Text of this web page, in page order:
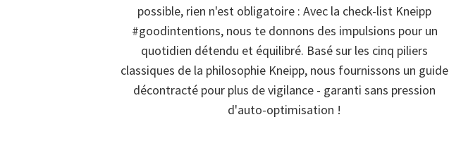
possible, rien n'est obligatoire : Avec la check-list Kneipp
#goodintentions, nous te donnons des impulsions pour un
quotidien détendu et équilibré. Basé sur les cinq piliers
classiques de la philosophie Kneipp, nous fournissons un guide
décontracté pour plus de vigilance - garanti sans pression
d'auto-optimisation !